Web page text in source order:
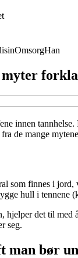
OmsorgHan
myter
innen
de mange
som finnes i
hull i tennene
det til med
seg.
man bør